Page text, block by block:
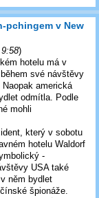
pchingem v New
9:58)
hotelu má v
své návštěvy
americká
odmítla. Podle
mohli
který v sobotu
hotelu Waldorf
-
USA také
něm bydlet
špionáže.